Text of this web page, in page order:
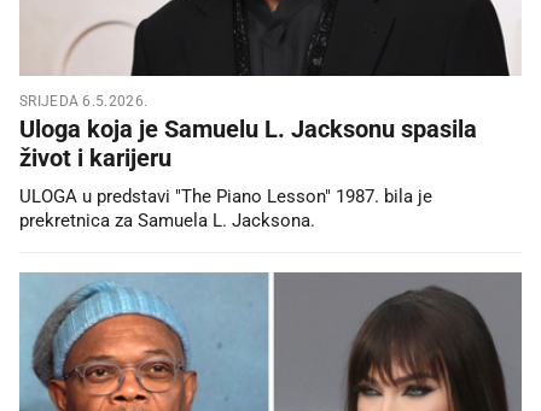
SRIJEDA 6.5.2026.
Uloga koja je Samuelu L. Jacksonu spasila
život i karijeru
ULOGA u predstavi "The Piano Lesson" 1987. bila je
prekretnica za Samuela L. Jacksona.